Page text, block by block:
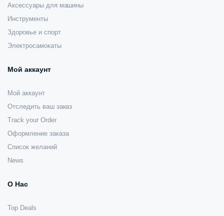
Аксессуары для машины
Инструменты
Здоровье и спорт
Электросамокаты
Мой аккаунт
Мой аккаунт
Отследить ваш заказ
Track your Order
Оформление заказа
Список желаний
News
О Нас
Top Deals